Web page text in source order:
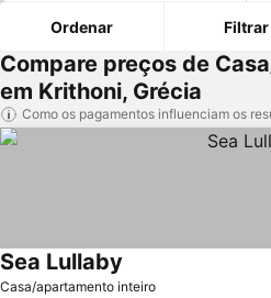
Ordenar Filtrar
Compare preços de
em Krithoni, Grécia
Como os pagamentos influenciam os
Casa/apartamento inteiro
Sea Lullaby